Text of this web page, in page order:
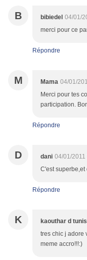
B bibiedel 04/01/
merci pour ce
Répondre
M Mama 04/01/
Merci pour tes
participation.
Répondre
D dani 04/01/2011
C'est superbe,et
Répondre
K kaouthar d tunis
tres chic j adore
meme accro!!!:)